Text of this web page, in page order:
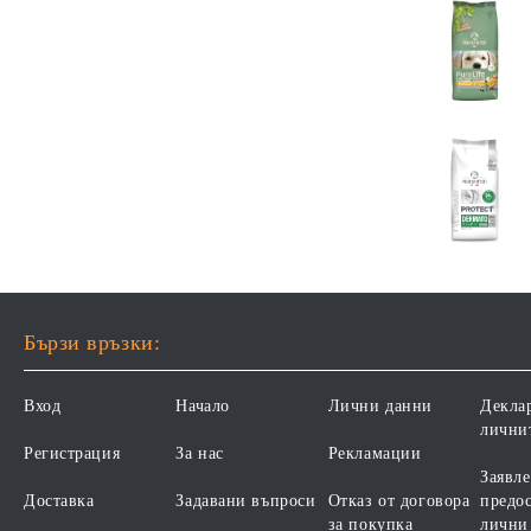
Бързи връзки:
Вход
Регистрация
Доставка
Начало
За нас
Задавани въпроси
Лични данни
Рекламации
Отказ от договора
за покупка